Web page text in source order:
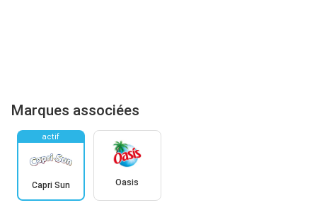
Marques associées
actif
Capri Sun Oasis